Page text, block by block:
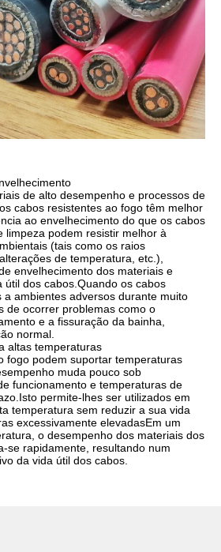
de alto desempenho e processos de
cabos resistentes ao fogo têm melhor
ao envelhecimento do que os cabos
limpeza podem resistir melhor à
(tais como os raios
de temperatura, etc.),
envelhecimento dos materiais e
útil dos cabos.Quando os cabos
a ambientes adversos durante muito
de ocorrer problemas como o
e a fissuração da bainha,
normal.
altas temperaturas
fogo podem suportar temperaturas
muda pouco sob
funcionamento e temperaturas de
permite-lhes ser utilizados em
temperatura sem reduzir a sua vida
excessivamente elevadasEm um
o desempenho dos materiais dos
se rapidamente, resultando num
da vida útil dos cabos.